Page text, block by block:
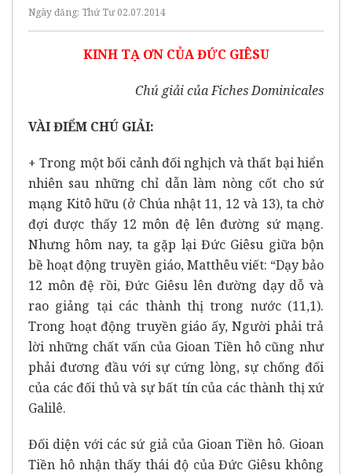
Ngày đăng: Thứ Tư 02.07.2014
KINH TẠ ƠN CỦA ĐỨC GIÊSU
Chú giải của Fiches Dominicales
VÀI ĐIỂM CHÚ GIẢI:
+ Trong một bối cảnh đối nghịch và thất bại hiển
nhiên sau những chỉ dẫn làm nòng cốt cho sứ
mạng Kitô hữu (ở Chúa nhật 11, 12 và 13), ta chờ
đợi được thấy 12 môn đệ lên đường sứ mạng.
Nhưng hôm nay, ta gặp lại Đức Giêsu giữa bộn
bề hoạt động truyền giáo, Matthêu viết: “Dạy bảo
12 môn đệ rồi, Đức Giêsu lên đường dạy dỗ và
rao giảng tại các thành thị trong nước (11,1).
Trong hoạt động truyền giáo ấy, Người phải trả
lời những chất vấn của Gioan Tiền hô cũng như
phải đương đầu với sự cứng lòng, sự chống đối
của các đối thủ và sự bất tín của các thành thị xứ
Galilê.
Đối diện với các sứ giả của Gioan Tiền hô. Gioan
Tiền hô nhận thấy thái độ của Đức Giêsu không